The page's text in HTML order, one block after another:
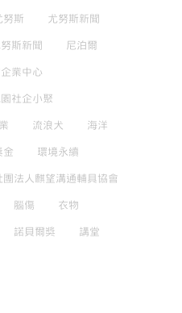
努斯 尤努斯新聞
斯新聞 尼泊爾
業中心
社企小聚
流浪犬 海洋
金 環境永續
團法人麒望溝通輔具協會
腦傷 衣物
諾貝爾獎 講堂